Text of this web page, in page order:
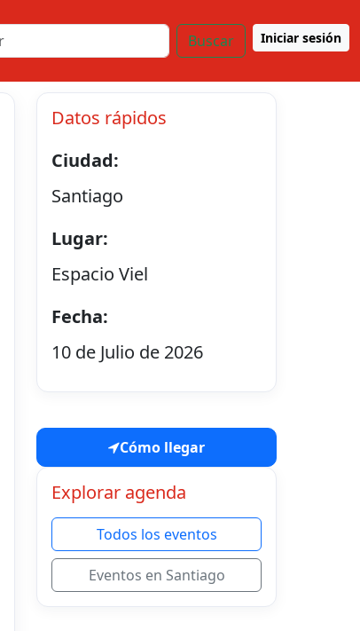
Buscar Iniciar sesión
Datos rápidos
Ciudad:
Santiago
Lugar:
Espacio Viel
Fecha:
10 de Julio de 2026
Cómo llegar
Explorar agenda
Todos los eventos
Eventos en Santiago